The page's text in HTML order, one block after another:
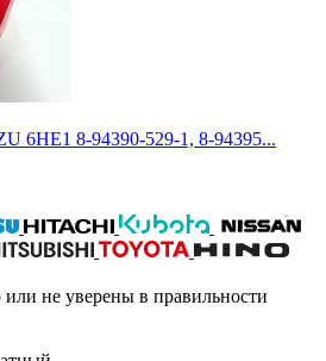
6HE1 8-94390-529-1, 8-94395...
не уверены в правильности